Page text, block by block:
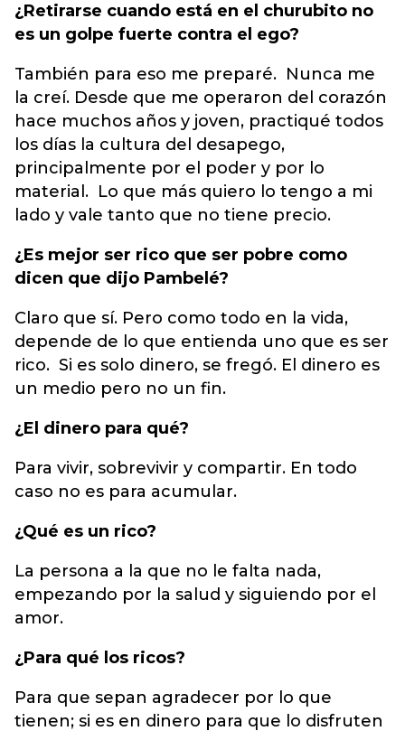
¿Retirarse cuando está en el churubito no
es un golpe fuerte contra el ego?
También para eso me preparé. Nunca me
la creí. Desde que me operaron del corazón
hace muchos años y joven, practiqué todos
los días la cultura del desapego,
principalmente por el poder y por lo
material. Lo que más quiero lo tengo a mi
lado y vale tanto que no tiene precio.
¿Es mejor ser rico que ser pobre como
dicen que dijo Pambelé?
Claro que sí. Pero como todo en la vida,
depende de lo que entienda uno que es ser
rico. Si es solo dinero, se fregó. El dinero es
un medio pero no un fin.
¿El dinero para qué?
Para vivir, sobrevivir y compartir. En todo
caso no es para acumular.
¿Qué es un rico?
La persona a la que no le falta nada,
empezando por la salud y siguiendo por el
amor.
¿Para qué los ricos?
Para que sepan agradecer por lo que
tienen; si es en dinero para que lo disfruten